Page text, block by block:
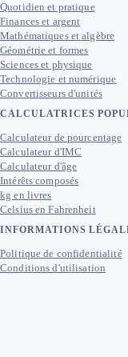
Quotidien et pratique
Finances et argent
Mathématiques et algèbre
Géométrie et formes
Sciences et physique
Technologie et numérique
Convertisseurs d'unités
CALCULATRICES
Calculateur de pourcentage
Calculateur d'IMC
Calculateur d'âge
Intérêts composés
kg en livres
Celsius en Fahrenheit
INFORMATIONS
Politique de confidentialité
Conditions d'utilisation